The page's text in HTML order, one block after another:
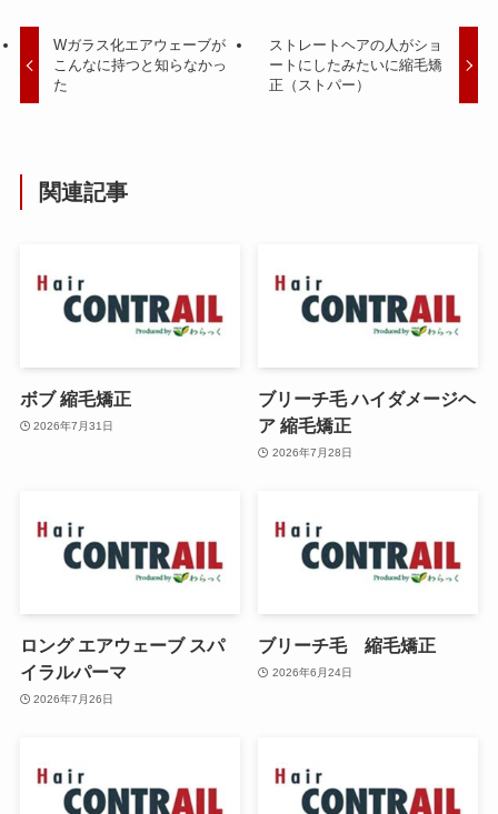
Wガラス化エアウェーブが
こんなに持つと知らなかっ
た
ストレートヘアの人がショ
ートにしたみたいに縮毛矯
正（ストパー）
関連記事
ボブ 縮毛矯正
2026年7月31日
ブリーチ毛 ハイダメージヘ
ア 縮毛矯正
2026年7月28日
ロング エアウェーブ スパ
イラルパーマ
2026年7月26日
ブリーチ毛 縮毛矯正
2026年6月24日